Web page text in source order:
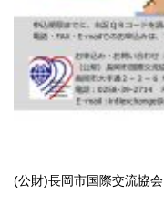
(公財)長岡市国際交流協会